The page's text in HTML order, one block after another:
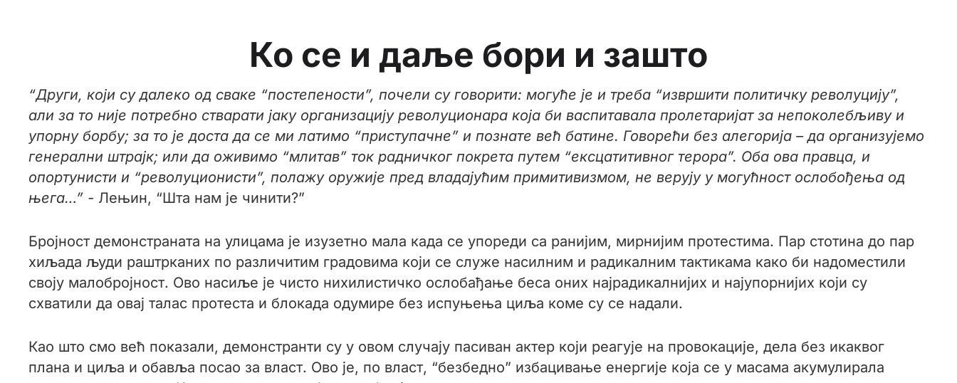
Ко се и даље бори и зашто
“Други, који су далеко од сваке “постепености”, почели су говорити: могуће је и треба “извршити политичку револуцију”,
али за то није потребно стварати јаку организацију револуционара која би васпитавала пролетаријат за непоколебљиву и
упорну борбу; за то је доста да се ми латимо “приступачне” и познате већ батине. Говорећи без алегорија – да организујемо
генерални штрајк; или да оживимо “млитав” ток радничког покрета путем “ексцатитивног терора”. Оба ова правца, и
опортунисти и “револуционисти”, полажу оружије пред владајућим примитивизмом, не верују у могућност ослобођења од
њега…” - Лењин, “Шта нам је чинити?”
Бројност демонстраната на улицама је изузетно мала када се упореди са ранијим, мирнијим протестима. Пар стотина до пар
хиљада људи раштрканих по различитим градовима који се служе насилним и радикалним тактикама како би надоместили
своју малобројност. Ово насиље је чисто нихилистичко ослобађање беса оних најрадикалнијих и најупорнијих који су
схватили да овај талас протеста и блокада одумире без испуњења циља коме су се надали.
Као што смо већ показали, демонстранти су у овом случају пасиван актер који реагује на провокације, дела без икаквог
плана и циља и обавља посао за власт. Ово је, по власт, “безбедно” избацивање енергије која се у масама акумулирала